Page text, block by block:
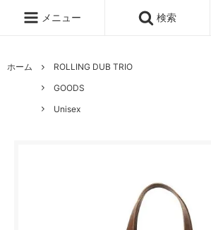
メニュー 検索
ホーム
ROLLING DUB TRIO
GOODS
Unisex